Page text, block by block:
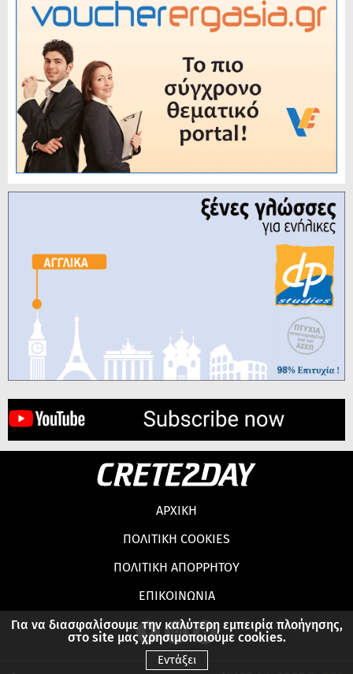
Για να διασφαλίσουμε την καλύτερη εμπειρία πλοήγησης,
στο site μας χρησιμοποιούμε cookies.
Εντάξει
ΑΡΧΙΚΗ
ΠΟΛΙΤΙΚΗ COOKIES
ΠΟΛΙΤΙΚΗ ΑΠΟΡΡΗΤΟΥ
ΕΠΙΚΟΙΝΩΝΙΑ